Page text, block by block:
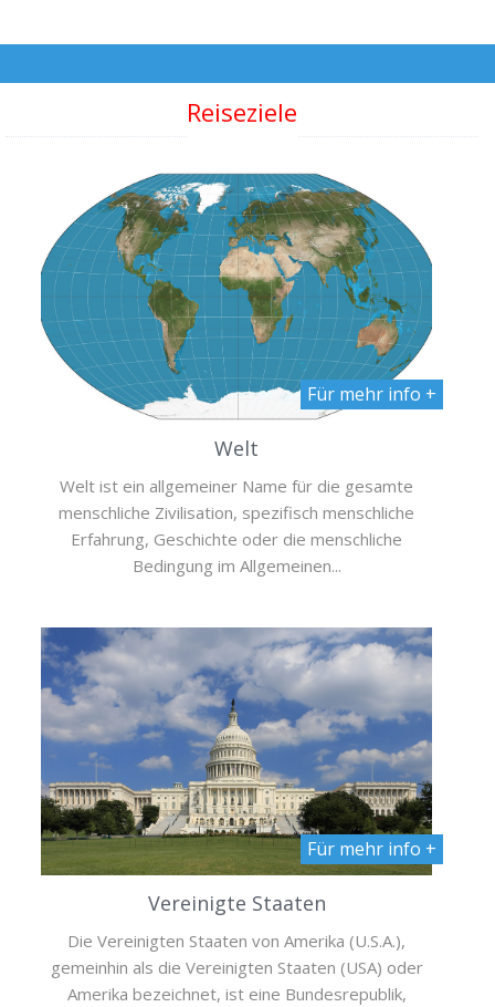
Reiseziele
Für mehr info +
Welt
Welt ist ein allgemeiner Name für die gesamte
menschliche Zivilisation, spezifisch menschliche
Erfahrung, Geschichte oder die menschliche
Bedingung im Allgemeinen...
Für mehr info +
Vereinigte Staaten
Die Vereinigten Staaten von Amerika (U.S.A.),
gemeinhin als die Vereinigten Staaten (USA) oder
Amerika bezeichnet, ist eine Bundesrepublik,